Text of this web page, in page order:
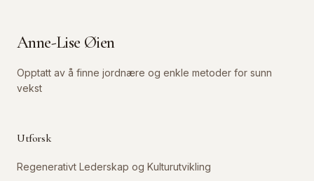
Anne-Lise Øien
Opptatt av å finne jordnære og enkle metoder for sunn
vekst
Utforsk
Regenerativt Lederskap og Kulturutvikling